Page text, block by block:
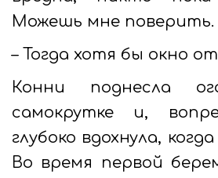
Можешь мне поверить.
– Тогда хотя бы окно
Конни поднесла
самокрутке и,
глубоко вдохнула,
Во время первой